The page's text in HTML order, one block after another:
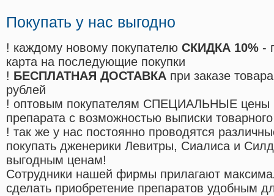
Покупать у нас выгодно
! каждому новому покупателю СКИДКА 10% -
карта на последующие покупки
! БЕСПЛАТНАЯ ДОСТАВКА при заказе
рублей
! оптовым покупателям СПЕЦИАЛЬНЫЕ цены
препарата с возможностью выписки
! так же у нас постоянно проводятся
покупать дженерики Левитры, Сиалиса и
выгодным ценам!
Cотрудники нашей фирмы прилагают
сделать приобретение препаратов удобным